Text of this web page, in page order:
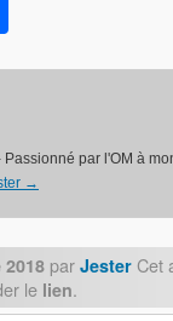
par l'OM à
→
par Jester Cet
le lien.